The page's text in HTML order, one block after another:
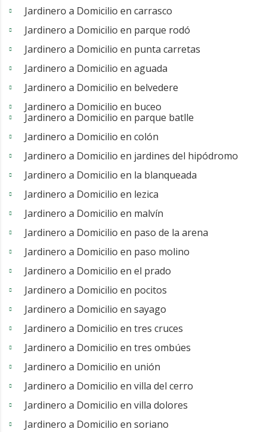
Jardinero a Domicilio en carrasco
Jardinero a Domicilio en parque rodó
Jardinero a Domicilio en punta carretas
Jardinero a Domicilio en aguada
Jardinero a Domicilio en belvedere
Jardinero a Domicilio en buceo
Jardinero a Domicilio en parque batlle
Jardinero a Domicilio en colón
Jardinero a Domicilio en jardines del hipódromo
Jardinero a Domicilio en la blanqueada
Jardinero a Domicilio en lezica
Jardinero a Domicilio en malvín
Jardinero a Domicilio en paso de la arena
Jardinero a Domicilio en paso molino
Jardinero a Domicilio en el prado
Jardinero a Domicilio en pocitos
Jardinero a Domicilio en sayago
Jardinero a Domicilio en tres cruces
Jardinero a Domicilio en tres ombúes
Jardinero a Domicilio en unión
Jardinero a Domicilio en villa del cerro
Jardinero a Domicilio en villa dolores
Jardinero a Domicilio en soriano